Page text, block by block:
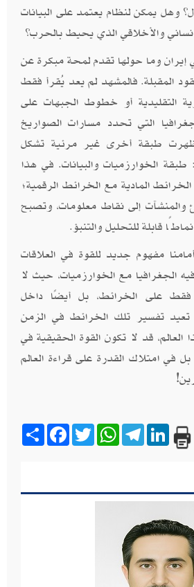
وهل يمكن لنظام يعتمد على البيانات
والأخلاقي الذي يحيط بالحرب؟
إيران وما حولها تقدم لمحة مبكرة عن
المقبلة. فالمشهد لم يعد يُقرأ فقط
التقليدية أو خطوط الجبهات على
التي تحدد مسارات الصواريخ
طبقة أخرى غير مرئية تشكل
طبقة الخوارزميات والبيانات. في هذا
المادية مع الخرائط الرقمية؛
والمنشآت إلى نقاط معلومات، وتصبح
قابلة للتحليل والتنبؤ.
مفهوم جديد للقوة في العلاقات
الجغرافيا مع الخوارزميات، حيث لا
فقط على الخرائط، بل أيضًا داخل
تعيد تفسير تلك الخرائط في الزمن
قد لا تكون القوة الحقيقية في
في امتلاك القدرة على قراءة العالم
Share
FacebookTwitter
WhatsApp
Telegram
LinkedIn